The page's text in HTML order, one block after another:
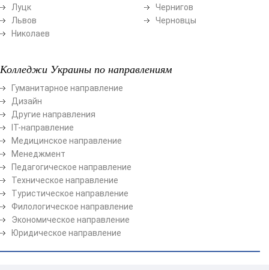
Луцк
Львов
Николаев
Чернигов
Черновцы
Колледжи Украины по направлениям
Гуманитарное направление
Дизайн
Другие направления
ІТ-направление
Медицинское направление
Менеджмент
Педагогическое направление
Техническое направление
Туристическое направление
Филологическое направление
Экономическое направление
Юридическое направление